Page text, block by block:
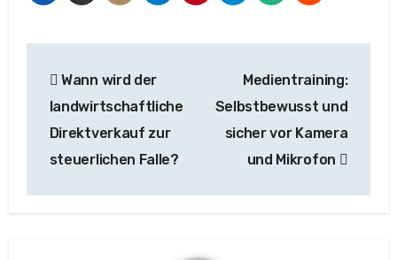
Wann wird der
landwirtschaftliche
Direktverkauf zur
steuerlichen Falle?
Medientraining:
Selbstbewusst und
sicher vor Kamera
und Mikrofon